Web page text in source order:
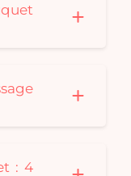
: 4